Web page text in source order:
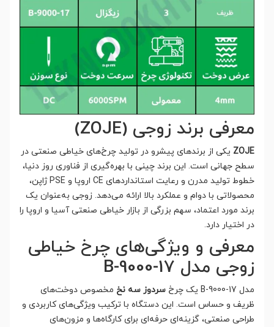
معرفی برند زوجی (ZOJE)
ZOJE یکی از برندهای پیشرو در تولید چرخ‌های خیاطی صنعتی در
سطح جهانی است. این برند چینی با بهره‌گیری از فناوری روز دنیا،
خطوط تولید مدرن و رعایت استانداردهای CE اروپا و PSE ژاپن،
محصولاتی با دوام و عملکرد بالا ارائه می‌دهد. زوجی به‌عنوان یک
برند مورد اعتماد، سهم بزرگی از بازار خیاطی صنعتی آسیا و اروپا را
در اختیار دارد.
معرفی و ویژگی‌های چرخ خیاطی
زوجی مدل B-9000-17
مدل B-9000-17 یک چرخ سردوز سه نخ مخصوص دوخت‌های
ظریف و حساس است. این دستگاه با ترکیب ویژگی‌های کاربردی و
طراحی صنعتی، گزینه‌ای حرفه‌ای برای کارگاه‌ها و مزون‌های